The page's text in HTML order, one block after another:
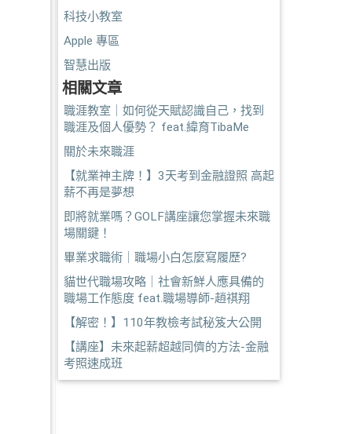
科技小教室
Apple 專區
智慧出版
相關文章
職涯教室｜如何從天賦認識自己，找到
職涯及個人優勢？ feat.緯育TibaMe
關於未來職涯
【就業神主牌！】3天考到金融證照 高起
薪不再是夢想
即將就業嗎？GOLF講座讓您掌握未來職
場關鍵！
畢業求職術｜職場小白怎麼寫履歷?
貓世代職場攻略｜社會新鮮人應具備的
職場工作態度 feat.職場導師-趙祺翔
【解密！】110年教檢考試秘笈大公開
【講座】未來起薪超越同儕的方法-金融
考照速成班